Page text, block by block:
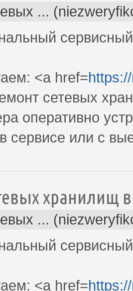
...
<a href=
сетевых
оперативно
сервисе или с
хранилищ
...
<a href=